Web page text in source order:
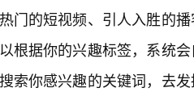
门的短视频、引人入胜的
根据你的兴趣标签，系统
索你感兴趣的关键词，去